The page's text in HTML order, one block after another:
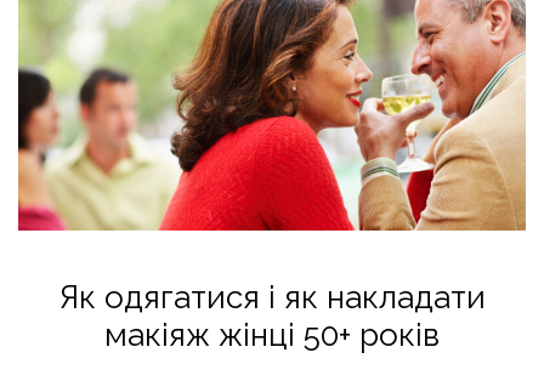
Як одягатися і як накладати
макіяж жінці 50+ років